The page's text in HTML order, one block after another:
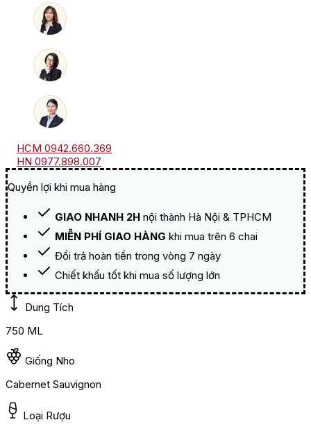
HCM 0942.660.369
HN 0977.898.007
Quyền lợi khi mua hàng
GIAO NHANH 2H nội thành Hà Nội & TPHCM
MIỄN PHÍ GIAO HÀNG khi mua trên 6 chai
Đổi trả hoàn tiền trong vòng 7 ngày
Chiết khấu tốt khi mua số lượng lớn
Dung Tích
750 ML
Giống Nho
Cabernet Sauvignon
Loại Rượu